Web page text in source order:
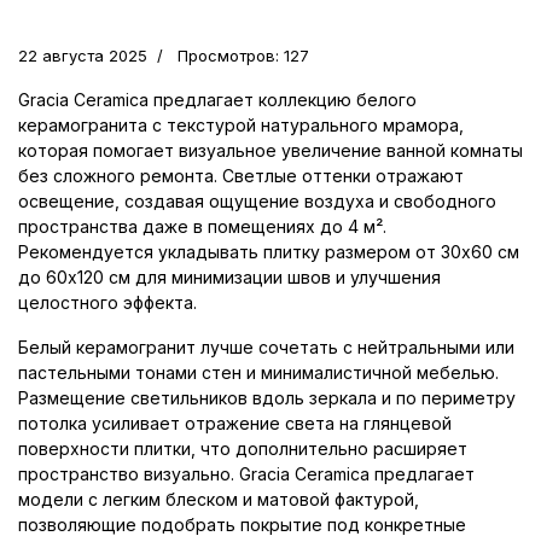
22 августа 2025 Просмотров: 127
Gracia Ceramica предлагает коллекцию белого
керамогранита с текстурой натурального мрамора,
которая помогает визуальное увеличение ванной комнаты
без сложного ремонта. Светлые оттенки отражают
освещение, создавая ощущение воздуха и свободного
пространства даже в помещениях до 4 м².
Рекомендуется укладывать плитку размером от 30x60 см
до 60x120 см для минимизации швов и улучшения
целостного эффекта.
Белый керамогранит лучше сочетать с нейтральными или
пастельными тонами стен и минималистичной мебелью.
Размещение светильников вдоль зеркала и по периметру
потолка усиливает отражение света на глянцевой
поверхности плитки, что дополнительно расширяет
пространство визуально. Gracia Ceramica предлагает
модели с легким блеском и матовой фактурой,
позволяющие подобрать покрытие под конкретные